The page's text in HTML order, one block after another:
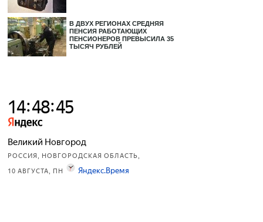
В ДВУХ РЕГИОНАХ СРЕДНЯЯ
ПЕНСИЯ РАБОТАЮЩИХ
ПЕНСИОНЕРОВ ПРЕВЫСИЛА 35
ТЫСЯЧ РУБЛЕЙ